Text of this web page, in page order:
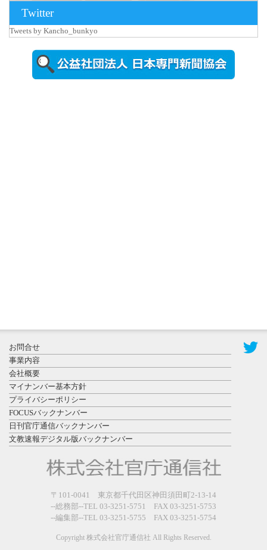
2026年8月5日
更新
農工大で大
登録有形文
化財となっ
た東北大植
物園八...
日更新
県警等と大
規模災害時
締結し...
Twitter
Tweets by Kancho_bunkyo
お問合せ
事業内容
会社概要
マイナンバー基本方針
プライバシーポリシー
FOCUSバックナンバー
日刊官庁通信バックナンバー
文教速報デジタル版バックナンバー
〒101-0041 東京都千代田区神田須田町2-13-14
--総務部--TEL 03-3251-5751 FAX 03-3251-5753
--編集部--TEL 03-3251-5755 FAX 03-3251-5754
Copyright 株式会社官庁通信社 All Rights Reserved.